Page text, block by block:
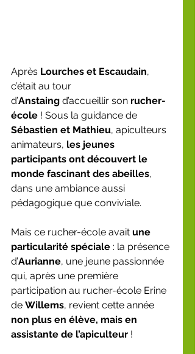
Après Lourches et Escaudain,
c’était au tour
d’Anstaing d’accueillir son rucher-
école ! Sous la guidance de
Sébastien et Mathieu, apiculteurs
animateurs, les jeunes
participants ont découvert le
monde fascinant des abeilles,
dans une ambiance aussi
pédagogique que conviviale.
Mais ce rucher-école avait une
particularité spéciale : la présence
d’Aurianne, une jeune passionnée
qui, après une première
participation au rucher-école Erine
de Willems, revient cette année
non plus en élève, mais en
assistante de l’apiculteur !